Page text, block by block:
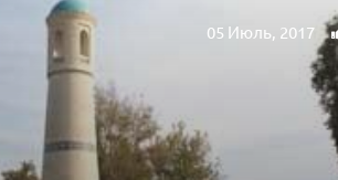
05 Июль, 2017